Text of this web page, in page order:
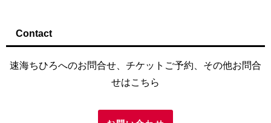
Contact
速海ちひろへのお問合せ、チケットご予約、その他お問合
せはこちら